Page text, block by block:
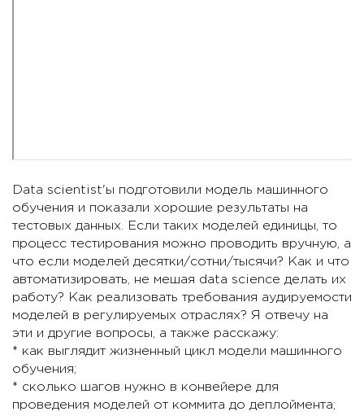
Data scientist'ы подготовили модель машинного
обучения и показали хорошие результаты на
тестовых данных. Если таких моделей единицы, то
процесс тестирования можно проводить вручную, а
что если моделей десятки/сотни/тысячи? Как и что
автоматизировать, не мешая data science делать их
работу? Как реализовать требования аудируемости
моделей в регулируемых отраслях? Я отвечу на
эти и другие вопросы, а также расскажу:
* как выглядит жизненный цикл модели машинного
обучения;
* сколько шагов нужно в конвейере для
проведения моделей от коммита до деплоймента;